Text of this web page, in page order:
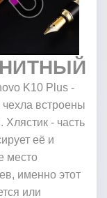
K10 Plus -
чехла встроены
- часть
её и
место
именно этот
или